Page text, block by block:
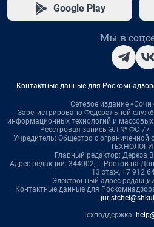
Google Play
Мы в
Контактные данные для
Сетевое издание
Зарегистрировано Федеральной
информационных технологий и
Реестровая запись ЭЛ № ФС 77
Учредитель: Общество с
Главный редактор: Дереза
Адрес редакции: 344002, г. Ростов-на-
13 этаж, +7 912
Электронный адрес
Контактные данные для
Техподдержка: